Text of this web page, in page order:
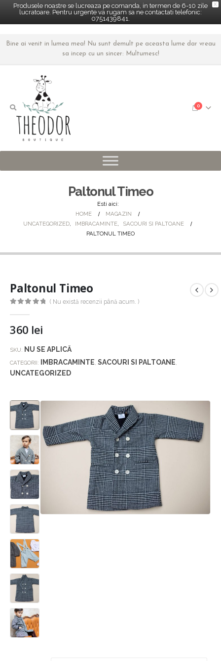
X
Produsele noastre se lucreaza pe comanda, in termen de 6-10 zile
lucratoare. Pentru urgente va rugam sa ne contactati telefonic:
0751439841.
Bine ai venit in lumea mea! Nu sunt demult pe aceasta lume dar vreau
sa incep cu un sincer: Multumesc!
0
Paltonul Timeo
Esti aici:
HOME
MAGAZIN
UNCATEGORIZED, IMBRACAMINTE,
SACOURI SI PALTOANE
PALTONUL TIMEO
Paltonul Timeo
( Nu există recenzii până acum. )
360 lei
SKU: NU SE APLICĂ
CATEGORII: IMBRACAMINTE, SACOURI SI PALTOANE,
UNCATEGORIZED